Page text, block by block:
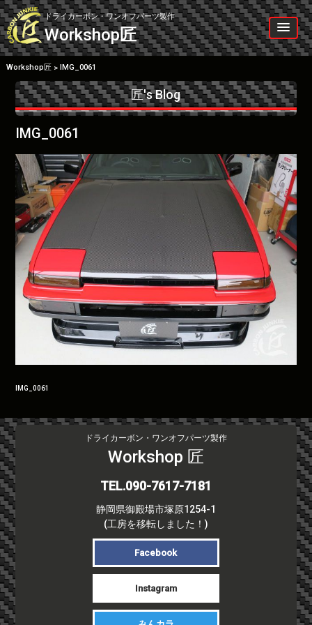
Skip
to
content
ドライカーボン・ワンオフパーツ製作
Workshop匠
Workshop匠> IMG_0061
匠's Blog
IMG_0061
投
ナ
ビ
ゲ
ー
シ
ョ
ン
IMG_0061
ドライカーボン・ワンオフパーツ製作
Workshop 匠
TEL.090-7617-7181
静岡県御殿場市塚原1254-1
(工房を移転しました！)
Facebook
Instagram